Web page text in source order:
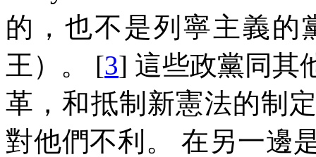
的，也不是列寧主義的
王）。
[3] 這些政黨同其
革，和抵制新憲法的制
對他們不利。
在另一邊